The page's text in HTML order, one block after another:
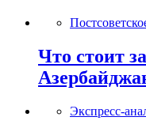
Что стоит
Экспресс-